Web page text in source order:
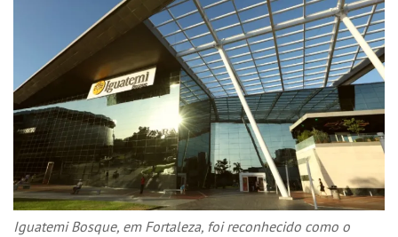
Iguatemi Bosque, em Fortaleza, foi reconhecido como o